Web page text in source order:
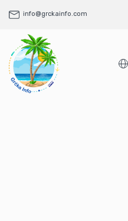
info@grckainfo.com